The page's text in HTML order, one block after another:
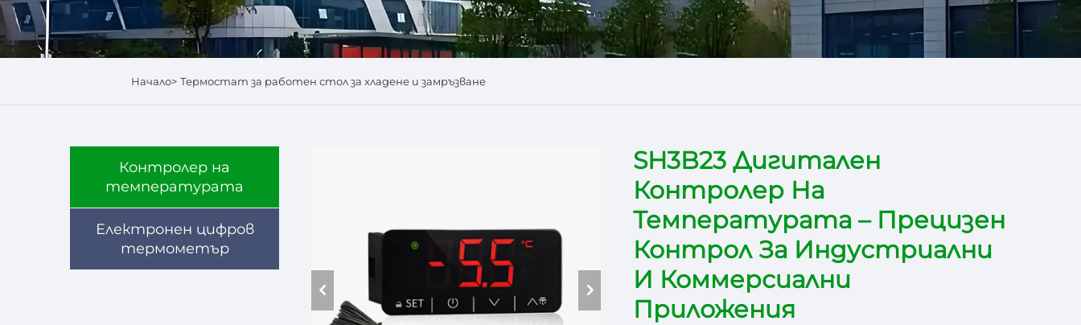
Начало> Термостат за работен стол за хладене и замръзване
Контролер на
температурата
Електронен цифров
термометър
SH3B23 Дигитален
Контролер На
Температурата – Прецизен
Контрол За Индустриални
И Коммерсиални
Приложения